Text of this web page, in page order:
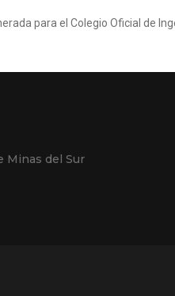
para el Colegio Oficial de
Minas del Sur